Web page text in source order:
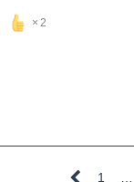
2
1 …